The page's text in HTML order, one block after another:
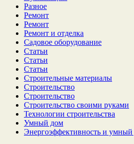
Разное
Ремонт
Ремонт
Ремонт и отделка
Садовое оборудование
Статьи
Статьи
Статьи
Строительные материалы
Строительство
Строительство
Строительство своими руками
Технологии строительства
Умный дом
Энергоэффективность и